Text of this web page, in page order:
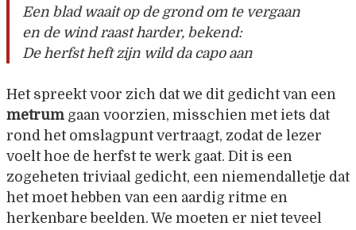
Een blad waait op de grond om te vergaan
en de wind raast harder, bekend:
De herfst heft zijn wild da capo aan
Het spreekt voor zich dat we dit gedicht van een
metrum gaan voorzien, misschien met iets dat
rond het omslagpunt vertraagt, zodat de lezer
voelt hoe de herfst te werk gaat. Dit is een
zogeheten triviaal gedicht, een niemendalletje dat
het moet hebben van een aardig ritme en
herkenbare beelden. We moeten er niet teveel